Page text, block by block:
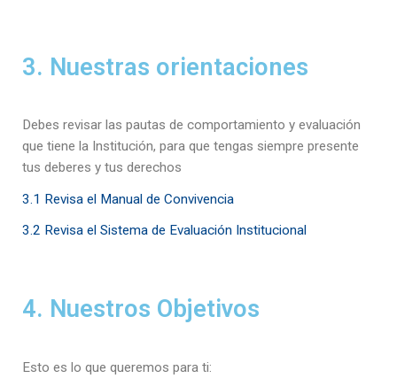
3. Nuestras orientaciones
Debes revisar las pautas de comportamiento y evaluación
que tiene la Institución, para que tengas siempre presente
tus deberes y tus derechos
3.1 Revisa el Manual de Convivencia
3.2 Revisa el Sistema de Evaluación Institucional
4. Nuestros Objetivos
Esto es lo que queremos para ti: